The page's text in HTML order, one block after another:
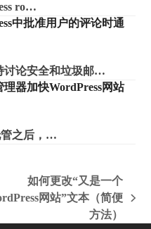
ro…
中批准用户的评论时通
讨论安全和垃圾邮…
器加快WordPress网站
管之后，…
如何更改“又是一个
网站”文本（简便
方法）